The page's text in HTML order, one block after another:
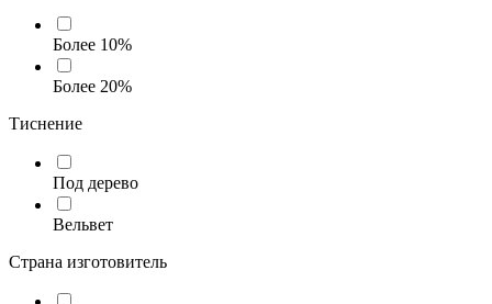
Более 10%
Более 20%
Тиснение
Под дерево
Вельвет
Страна изготовитель